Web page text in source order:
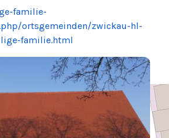
familie-
ortsgemeinden/zwickau-hl-
familie.html